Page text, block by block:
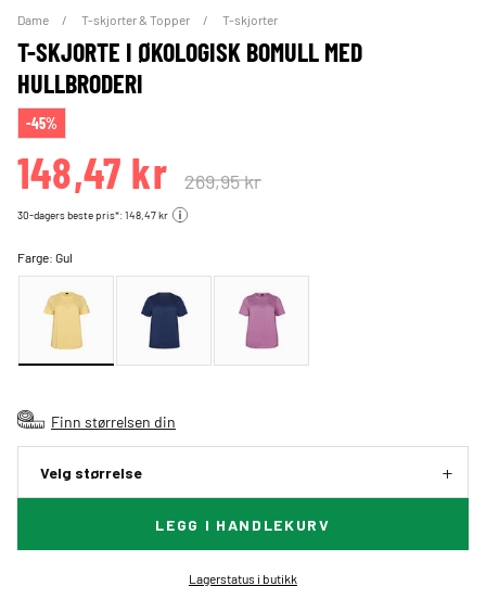
Dame T-skjorter & Topper T-skjorter
T-SKJORTE I ØKOLOGISK BOMULL MED
HULLBRODERI
-45%
148,47 kr 269,95 kr
30-dagers beste pris*: 148,47 kr
Farge:Gul
Finn størrelsen din
Velg størrelse
LEGG I HANDLEKURV
Lagerstatus i butikk